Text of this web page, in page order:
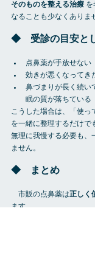
そのものを整える治療 を
なることも少なくありま
◆　受診の目安と
点鼻薬が手放せない
効きが悪くなってき
鼻づまりが長く続い
眠の質が落ちている
こうした場合は、「使っ
を一緒に整理するだけで
無理に我慢する必要も、
ません。
◆　まとめ
市販の点鼻薬は正しく
ます。